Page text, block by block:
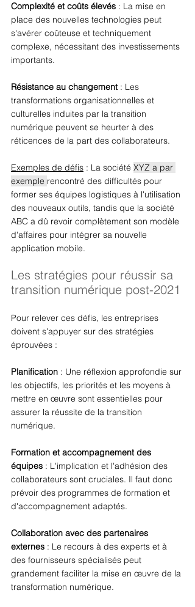
Complexité et coûts élevés : La mise en
place des nouvelles technologies peut
s'avérer coûteuse et techniquement
complexe, nécessitant des investissements
importants.
Résistance au changement : Les
transformations organisationnelles et
culturelles induites par la transition
numérique peuvent se heurter à des
réticences de la part des collaborateurs.
Exemples de défis : La société XYZ a par
exemple rencontré des difficultés pour
former ses équipes logistiques à l'utilisation
des nouveaux outils, tandis que la société
ABC a dû revoir complètement son modèle
d'affaires pour intégrer sa nouvelle
application mobile.
Les stratégies pour réussir sa
transition numérique post-2021
Pour relever ces défis, les entreprises
doivent s'appuyer sur des stratégies
éprouvées :
Planification : Une réflexion approfondie sur
les objectifs, les priorités et les moyens à
mettre en œuvre sont essentielles pour
assurer la réussite de la transition
numérique.
Formation et accompagnement des
équipes : L'implication et l'adhésion des
collaborateurs sont cruciales. Il faut donc
prévoir des programmes de formation et
d'accompagnement adaptés.
Collaboration avec des partenaires
externes : Le recours à des experts et à
des fournisseurs spécialisés peut
grandement faciliter la mise en œuvre de la
transformation numérique.